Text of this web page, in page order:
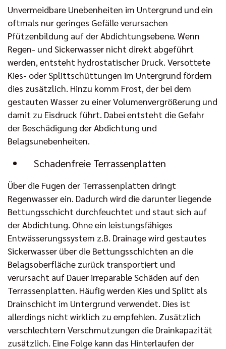
Unvermeidbare Unebenheiten im Untergrund und ein
oftmals nur geringes Gefälle verursachen
Pfützenbildung auf der Abdichtungsebene. Wenn
Regen- und Sickerwasser nicht direkt abgeführt
werden, entsteht hydrostatischer Druck. Versottete
Kies- oder Splittschüttungen im Untergrund fördern
dies zusätzlich. Hinzu komm Frost, der bei dem
gestauten Wasser zu einer Volumenvergrößerung und
damit zu Eisdruck führt. Dabei entsteht die Gefahr
der Beschädigung der Abdichtung und
Belagsunebenheiten.
Schadenfreie Terrassenplatten
Über die Fugen der Terrassenplatten dringt
Regenwasser ein. Dadurch wird die darunter liegende
Bettungsschicht durchfeuchtet und staut sich auf
der Abdichtung. Ohne ein leistungsfähiges
Entwässerungssystem z.B. Drainage wird gestautes
Sickerwasser über die Bettungsschichten an die
Belagsoberfläche zurück transportiert und
verursacht auf Dauer irreparable Schäden auf den
Terrassenplatten. Häufig werden Kies und Splitt als
Drainschicht im Untergrund verwendet. Dies ist
allerdings nicht wirklich zu empfehlen. Zusätzlich
verschlechtern Verschmutzungen die Drainkapazität
zusätzlich. Eine Folge kann das Hinterlaufen der